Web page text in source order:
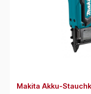
Makita Akku-